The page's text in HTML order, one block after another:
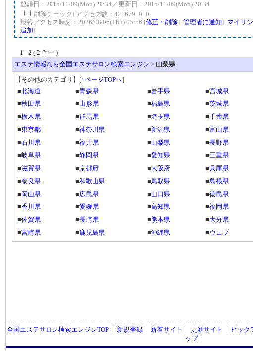
登録日：2015/11/09(Mon) 20:34／更新日：2015/11/09(Mon) 20:34
[
削除チェック] アクセス数：42_679_0_0
最終アクセス時刻：2026/08/06(Thu) 05:56 [修正・削除] [管理者に通知] [マイリ
追加]
1 - 2 ( 2 件中 )
エステ情報なら全国エステサロン検索エンジン > 山梨県
【その他のカテゴリ】 [↑ページTOPへ]
■北海道 ■青森県 ■岩手県 ■宮城県
■秋田県 ■山形県 ■福島県 ■茨城県
■栃木県 ■群馬県 ■埼玉県 ■千葉県
■東京都 ■神奈川県 ■新潟県 ■富山県
■石川県 ■福井県 ■山梨県 ■長野県
■岐阜県 ■静岡県 ■愛知県 ■三重県
■滋賀県 ■京都府 ■大阪府 ■兵庫県
■奈良県 ■和歌山県 ■鳥取県 ■島根県
■ 岡山県 ■広島県 ■山口県 ■徳島県
■香川県 ■愛媛県 ■高知県 ■福岡県
■佐賀県 ■長崎県 ■熊本県 ■大分県
■宮崎県 ■鹿児島県 ■沖縄県 ■ウェブ
全国エステサロン検索エンジンTOP｜ 新規登録｜ 新着サイト ｜ 更新サイト ｜ ピック
ップ｜